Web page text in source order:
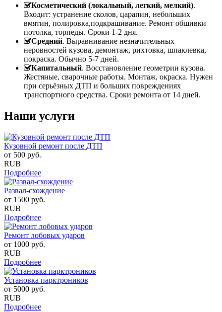
Косметический (локальный, легкий, мелкий).
Входит: устранение сколов, царапин, небольших
вмятин, полировка,подкрашивание. Ремонт обшивки
потолка, торпеды. Сроки 1-2 дня.
Средний. Выравнивание незначительных
неровностей кузова, демонтаж, рихтовка, шпаклевка,
покраска. Обычно 5-7 дней.
Капитальный. Восстановление геометрии кузова.
Жестяные, сварочные работы. Монтаж, окраска. Нужен
при серьёзных ДТП и больших повреждениях
транспортного средства. Сроки ремонта от 14 дней.
Наши услуги
Кузовной ремонт после ДТП
от 500 руб.
RUB
Подробнее
Развал-схождение
от 1500 руб.
RUB
Подробнее
Ремонт лобовых ударов
от 1000 руб.
RUB
Подробнее
Установка парктроников
от 5000 руб.
RUB
Подробнее